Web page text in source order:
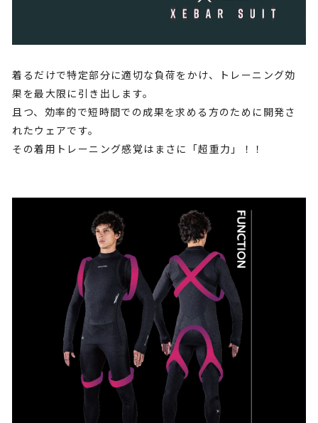
着るだけで特定部分に適切な負荷をかけ、トレーニング効
果を最大限に引き出します。
且つ、効率的で短時間での成果を求める方のために開発さ
れたウェアです。
その着用トレーニング感覚はまさに「超重力」！！